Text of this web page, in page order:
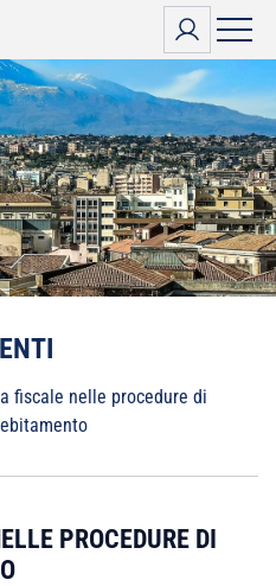
fiscale nelle procedure di
PROCEDURE DI